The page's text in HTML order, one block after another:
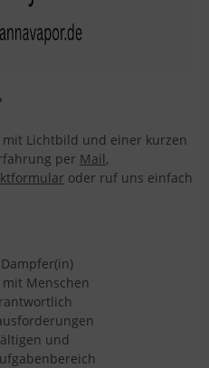
Lichtbild und einer kurzen
per Mail,
oder ruf uns einfach
Menschen
und